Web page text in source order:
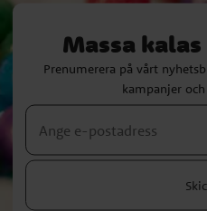
Massa
Prenumerera på vårt
kampanjer